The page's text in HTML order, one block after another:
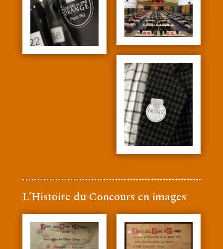
L’Histoire du Concours en images